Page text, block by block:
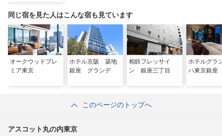
同じ宿を見た人はこんな宿も見ています
オークウッドプレ
ミア東京
ホテル京阪 築地
銀座 グランデ
相鉄フレッサイ
ン 銀座三丁目
ホテルグラ
ハ東京銀座
このページのトップへ
アスコット丸の内東京